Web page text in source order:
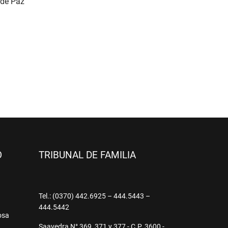
TRIBUNAL DE FAMILIA
Tel.: (0370) 442.6925 – 444.5443 –
444.5442